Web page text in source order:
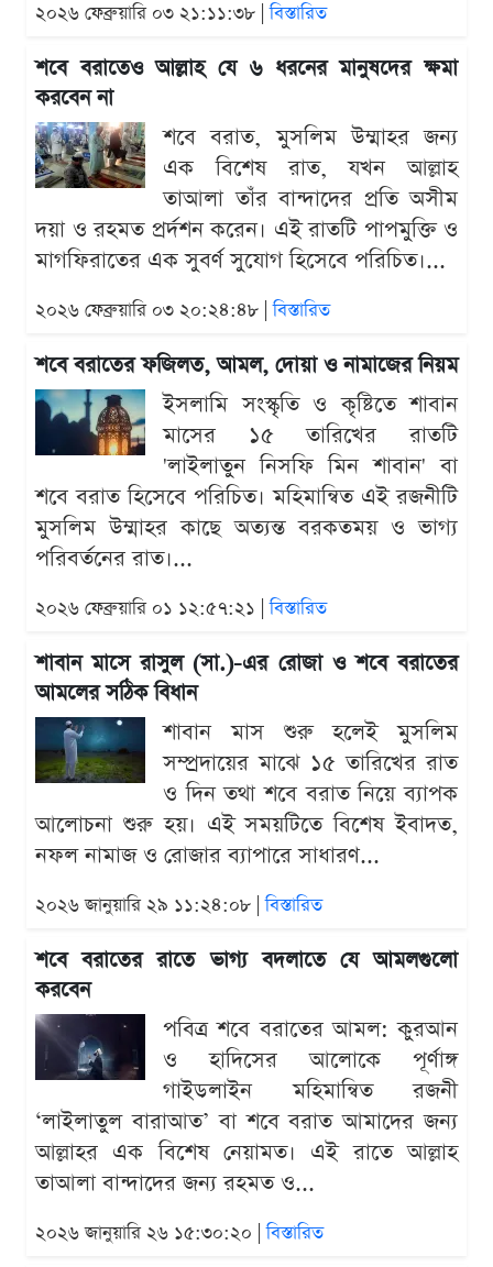
২০২৬ ফেব্রুয়ারি ০৩ ২১:১১:৩৮ |বিস্তারিত
শবে বরাতেও আল্লাহ যে ৬ ধরনের মানুষদের ক্ষমা
করবেন না
শবে বরাত, মুসলিম উম্মাহর জন্য
এক বিশেষ রাত, যখন আল্লাহ
তাআলা তাঁর বান্দাদের প্রতি অসীম
দয়া ও রহমত প্রর্দশন করেন। এই রাতটি পাপমুক্তি ও
মাগফিরাতের এক সুবর্ণ সুযোগ হিসেবে পরিচিত।...
২০২৬ ফেব্রুয়ারি ০৩ ২০:২৪:৪৮ |বিস্তারিত
শবে বরাতের ফজিলত, আমল, দোয়া ও নামাজের নিয়ম
ইসলামি সংস্কৃতি ও কৃষ্টিতে শাবান
মাসের ১৫ তারিখের রাতটি
'লাইলাতুন নিসফি মিন শাবান' বা
শবে বরাত হিসেবে পরিচিত। মহিমান্বিত এই রজনীটি
মুসলিম উম্মাহর কাছে অত্যন্ত বরকতময় ও ভাগ্য
পরিবর্তনের রাত।...
২০২৬ ফেব্রুয়ারি ০১ ১২:৫৭:২১ |বিস্তারিত
শাবান মাসে রাসুল (সা.)-এর রোজা ও শবে বরাতের
আমলের সঠিক বিধান
শাবান মাস শুরু হলেই মুসলিম
সম্প্রদায়ের মাঝে ১৫ তারিখের রাত
ও দিন তথা শবে বরাত নিয়ে ব্যাপক
আলোচনা শুরু হয়। এই সময়টিতে বিশেষ ইবাদত,
নফল নামাজ ও রোজার ব্যাপারে সাধারণ...
২০২৬ জানুয়ারি ২৯ ১১:২৪:০৮ |বিস্তারিত
শবে বরাতের রাতে ভাগ্য বদলাতে যে আমলগুলো
করবেন
পবিত্র শবে বরাতের আমল: কুরআন
ও হাদিসের আলোকে পূর্ণাঙ্গ
গাইডলাইন মহিমান্বিত রজনী
‘লাইলাতুল বারাআত’ বা শবে বরাত আমাদের জন্য
আল্লাহর এক বিশেষ নেয়ামত। এই রাতে আল্লাহ
তাআলা বান্দাদের জন্য রহমত ও...
২০২৬ জানুয়ারি ২৬ ১৫:৩০:২০ |বিস্তারিত